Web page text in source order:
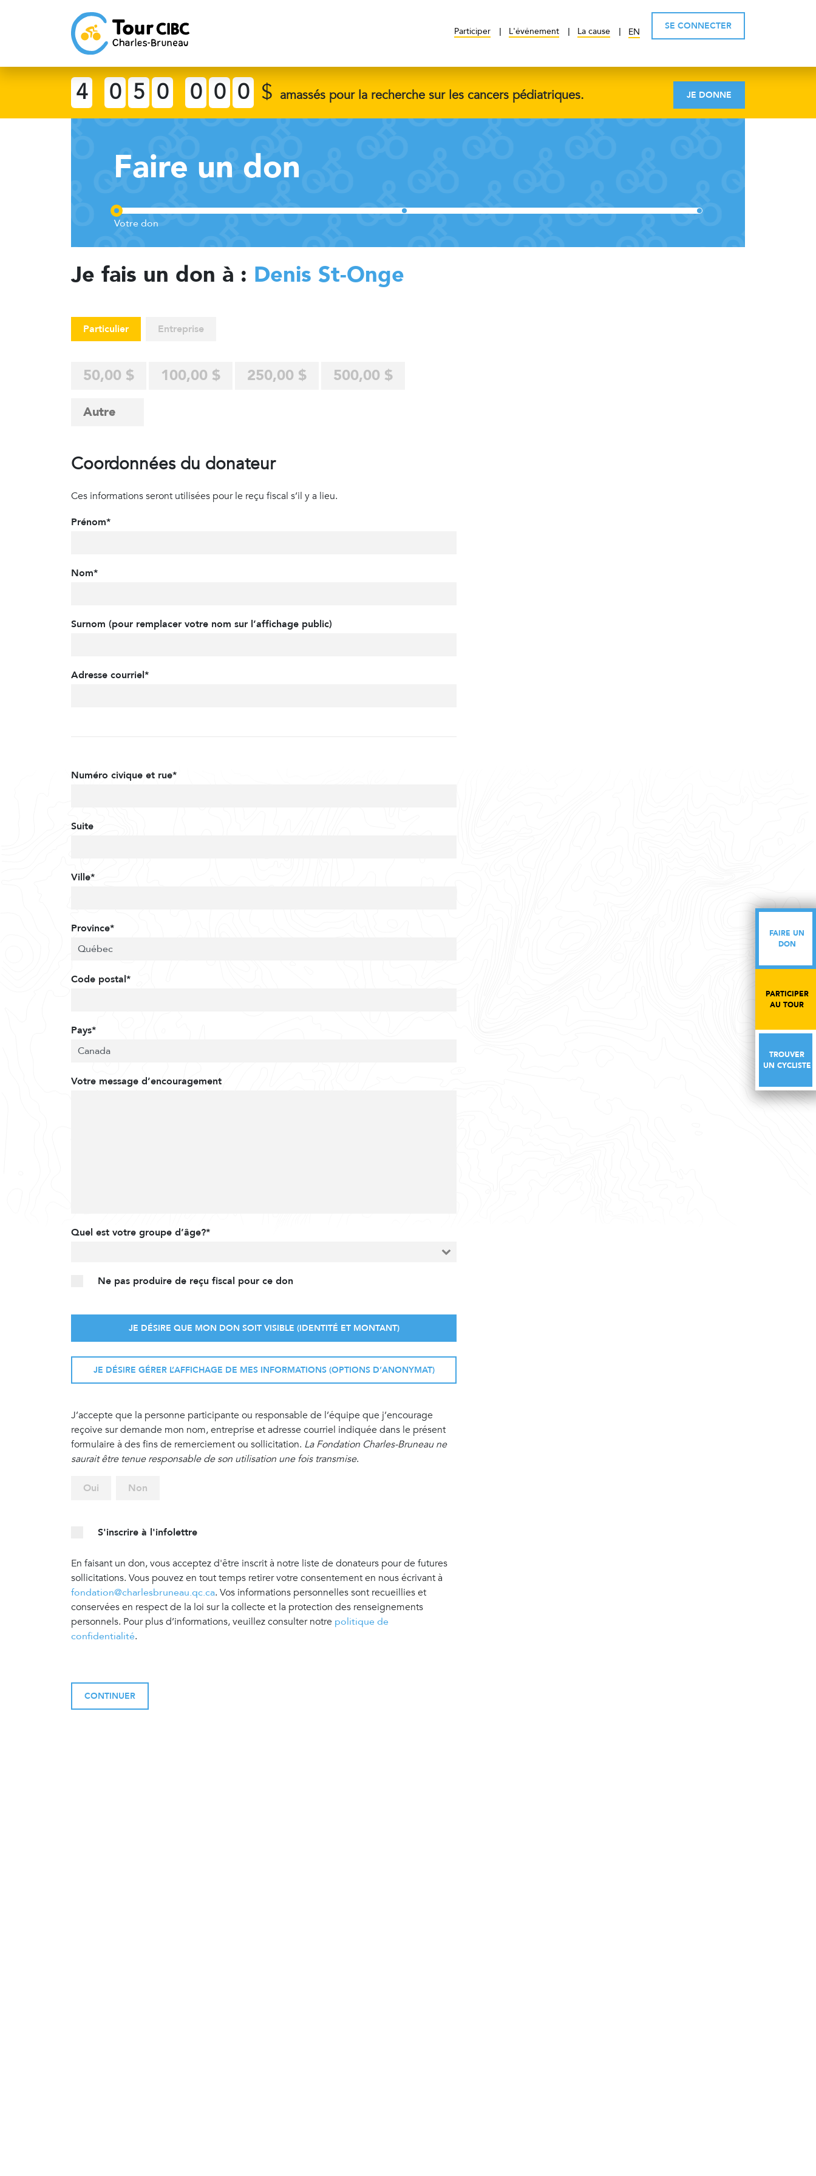
Participer L'événement La cause EN
SE CONNECTER
FAIRE UN
DON
PARTICIPER
AU TOUR
TROUVER
UN CYCLISTE
4 0 5 0 0 0 0 $ amassés pour la recherche sur les cancers pédiatriques. JE DONNE
Faire un don
Je fais un don à : Denis St-Onge
Particulier Entreprise
50,00 $ 100,00 $ 250,00 $ 500,00 $
Coordonnées du donateur
Ces informations seront utilisées pour le reçu fiscal s’il y a lieu.
Prénom*
Nom*
Surnom (pour remplacer votre nom sur l’affichage public)
Adresse courriel*
Numéro civique et rue*
Suite
Ville*
Province*
Code postal*
Pays*
Votre message d’encouragement
Quel est votre groupe d’âge?*
Ne pas produire de reçu fiscal pour ce don
JE DÉSIRE QUE MON DON SOIT VISIBLE (IDENTITÉ ET MONTANT)
JE DÉSIRE GÉRER L’AFFICHAGE DE MES INFORMATIONS (OPTIONS D’ANONYMAT)
J’accepte que la personne participante ou responsable de l’équipe que j’encourage
reçoive sur demande mon nom, entreprise et adresse courriel indiquée dans le présent
formulaire à des fins de remerciement ou sollicitation. La Fondation Charles-Bruneau ne
saurait être tenue responsable de son utilisation une fois transmise.
Oui Non
S'inscrire à l'infolettre
En faisant un don, vous acceptez d'être inscrit à notre liste de donateurs pour de futures
sollicitations. Vous pouvez en tout temps retirer votre consentement en nous écrivant à
fondation@charlesbruneau.qc.ca. Vos informations personnelles sont recueillies et
conservées en respect de la loi sur la collecte et la protection des renseignements
personnels. Pour plus d’informations, veuillez consulter notre politique de
confidentialité.
CONTINUER
FAIRE UN
DON
PARTICIPER
AU TOUR
TROUVER
UN CYCLISTE